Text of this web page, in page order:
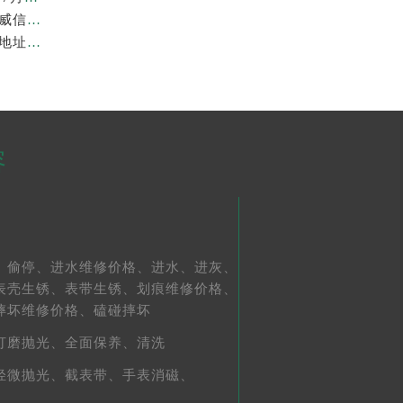
上海劳力士官方售后服务中心｜官方地址及服务热线权威信息公示（2026年7月最新）
亲身到店探访上海劳力士官方售后服务中心｜最新维修地址与官方电话（2026年7月最新）
偷停、 进水维修价格、 进水、 进灰、
壳生锈、 表带生锈、 划痕维修价格、
坏维修价格、 磕碰摔坏
磨抛光、 全面保养、 清洗
微抛光、 截表带、 手表消磁、